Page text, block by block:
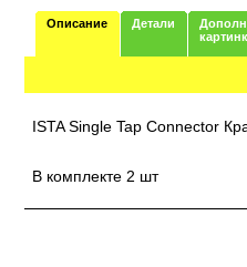
Описание Детали
ISTA Single Tap Connector
В комплекте 2 шт